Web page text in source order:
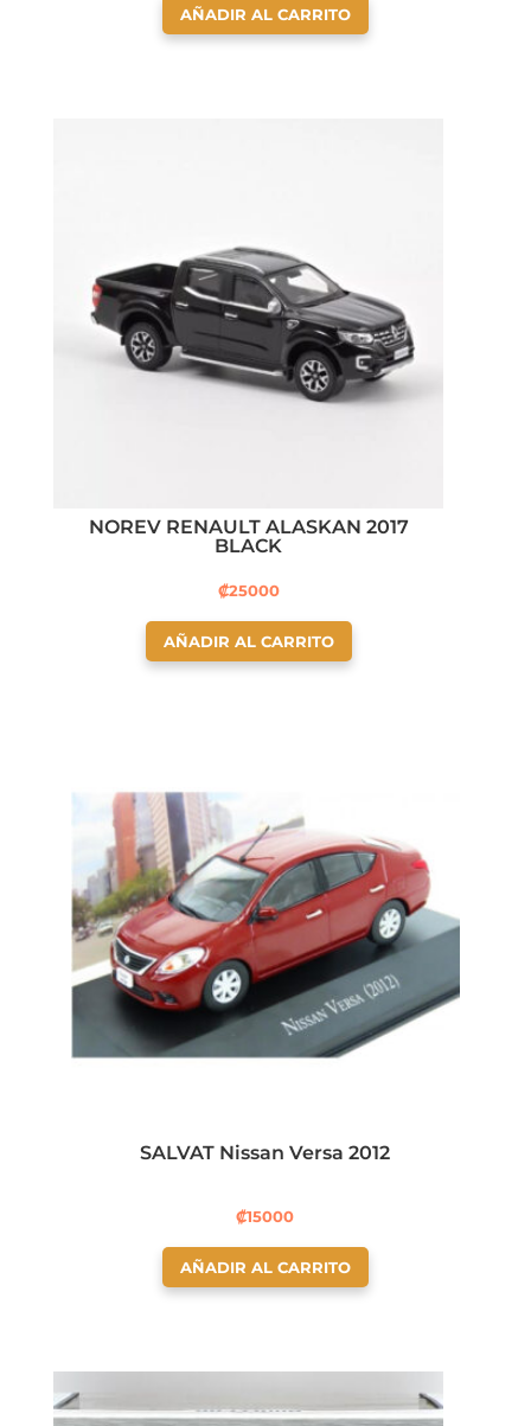
AÑADIR AL CARRITO
NOREV RENAULT ALASKAN 2017
BLACK
₡25000
AÑADIR AL CARRITO
SALVAT Nissan Versa 2012
₡15000
AÑADIR AL CARRITO